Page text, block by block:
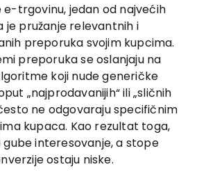
e-trgovinu, jedan od najvećih
je pružanje relevantnih i
preporuka svojim kupcima.
preporuka se oslanjaju na
koji nude generičke
„najprodavanijih“ ili „sličnih
ne odgovaraju specifičnim
kupaca. Kao rezultat toga,
interesovanje, a stope
ostaju niske.